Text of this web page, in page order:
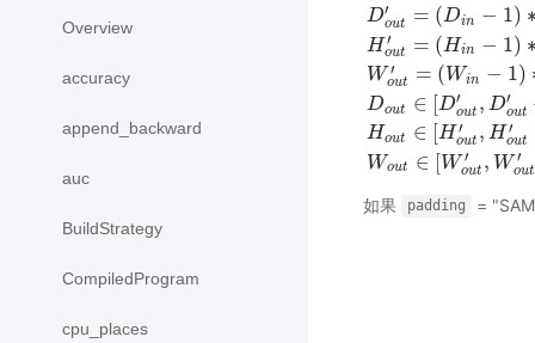
Overview
accuracy
append_backward
auc
BuildStrategy
CompiledProgram
cpu_places
D′
out = (Din − 1)
H ′
out = (Hin − 1)
W ′
out = (Win − 1)
Dout ∈ [D′
out , D′
out
Hout ∈ [H ′
out , H ′
out
Wout ∈ [W ′
out , W ′
out
ut′= n )∗ de
如果 padding =